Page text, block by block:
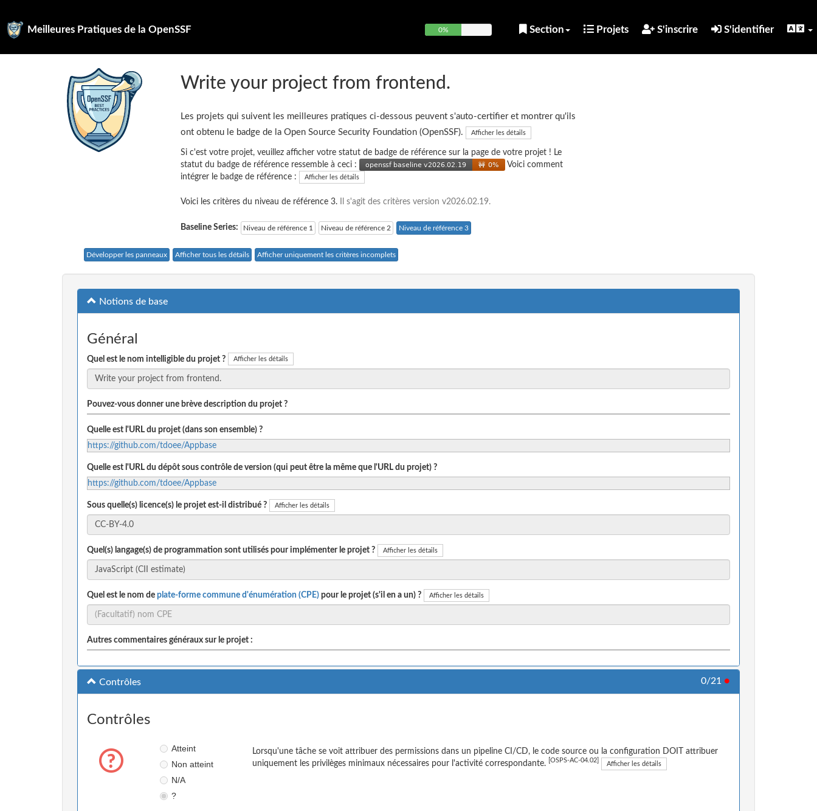
Meilleures Pratiques de la OpenSSF 0% Section Projets S'inscrire S'identifier
Write your project from frontend.
Les projets qui suivent les meilleures pratiques ci-dessous peuvent s'auto-certifier et montrer qu'ils
ont obtenu le badge de la Open Source Security Foundation (OpenSSF).
Afficher les détails
Si c'est votre projet, veuillez afficher votre statut de badge de référence sur la page de votre projet ! Le
statut du badge de référence ressemble à ceci :
Voici comment
intégrer le badge de référence :
Afficher les détails
Voici les critères du niveau de référence 3. Il s'agit des critères version v2026.02.19.
Baseline Series: Niveau de référence 1 Niveau de référence 2 Niveau de référence 3
Développer les panneaux Afficher tous les détails Afficher uniquement les critères incomplets
Notions de base
Général
Quel est le nom intelligible du projet ? Afficher les détails
Pouvez-vous donner une brève description du projet ?
Quelle est l'URL du projet (dans son ensemble) ?
https://github.com/tdoee/Appbase
Quelle est l'URL du dépôt sous contrôle de version (qui peut être la même que l'URL du projet) ?
https://github.com/tdoee/Appbase
Sous quelle(s) licence(s) le projet est-il distribué ? Afficher les détails
Quel(s) langage(s) de programmation sont utilisés pour implémenter le projet ? Afficher les détails
Quel est le nom de plate-forme commune d'énumération (CPE) pour le projet (s'il en a un) ? Afficher les détails
Autres commentaires généraux sur le projet :
Contrôles 0/21 ●
Contrôles
Atteint
Non atteint
N/A
?
Lorsqu'une tâche se voit attribuer des permissions dans un pipeline CI/CD, le code source ou la configuration DOIT attribuer
uniquement les privilèges minimaux nécessaires pour l'activité correspondante.
[OSPS-AC-04.02] Afficher les détails